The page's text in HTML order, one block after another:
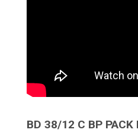
BD 38/12 C BP